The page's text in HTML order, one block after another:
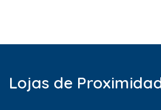
Lojas de